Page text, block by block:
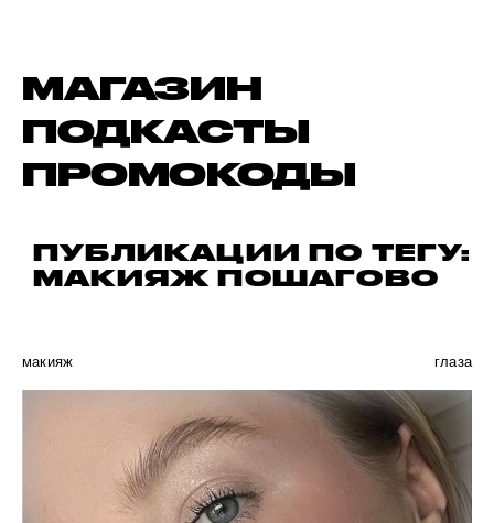
МАГАЗИН
ПОДКАСТЫ
ПРОМОКОДЫ
ПУБЛИКАЦИИ ПО ТЕГУ:
МАКИЯЖ ПОШАГОВО
макияж глаза